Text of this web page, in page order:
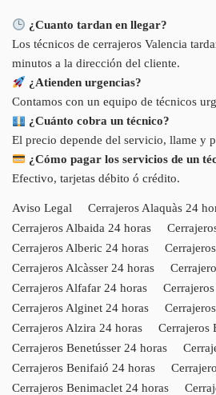
¿Cuanto tardan en llegar?
Los técnicos de cerrajeros Valencia
minutos a la dirección del cliente.
¿Atienden urgencias?
Contamos con un equipo de técnicos
¿Cuánto cobra un técnico?
El precio depende del servicio, llame y
¿Cómo pagar los servicios de un
Efectivo, tarjetas débito ó crédito.
Aviso Legal
Cerrajeros Alaquàs 24
Cerrajeros Albaida 24 horas
Cerrajeros Alberic 24 horas
Cerrajeros Alcàsser 24 horas
Cerrajeros Alfafar 24 horas
Cerrajeros Alginet 24 horas
Cerrajeros Alzira 24 horas
Cerrajeros
Cerrajeros Benetússer 24 horas
Cerrajeros Benifaió 24 horas
Cerrajeros Benimaclet 24 horas